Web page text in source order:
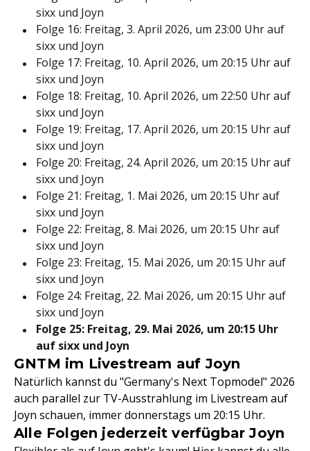
sixx und Joyn
Folge 16: Freitag, 3. April 2026, um 23:00 Uhr auf
sixx und Joyn
Folge 17: Freitag, 10. April 2026, um 20:15 Uhr auf
sixx und Joyn
Folge 18: Freitag, 10. April 2026, um 22:50 Uhr auf
sixx und Joyn
Folge 19: Freitag, 17. April 2026, um 20:15 Uhr auf
sixx und Joyn
Folge 20: Freitag, 24. April 2026, um 20:15 Uhr auf
sixx und Joyn
Folge 21: Freitag, 1. Mai 2026, um 20:15 Uhr auf
sixx und Joyn
Folge 22: Freitag, 8. Mai 2026, um 20:15 Uhr auf
sixx und Joyn
Folge 23: Freitag, 15. Mai 2026, um 20:15 Uhr auf
sixx und Joyn
Folge 24: Freitag, 22. Mai 2026, um 20:15 Uhr auf
sixx und Joyn
Folge 25: Freitag, 29. Mai 2026, um 20:15 Uhr
auf sixx und Joyn
GNTM im Livestream auf Joyn
Natürlich kannst du "Germany's Next Topmodel" 2026
auch parallel zur TV-Ausstrahlung im Livestream auf
Joyn schauen, immer donnerstags um 20:15 Uhr.
Alle Folgen jederzeit verfügbar Joyn